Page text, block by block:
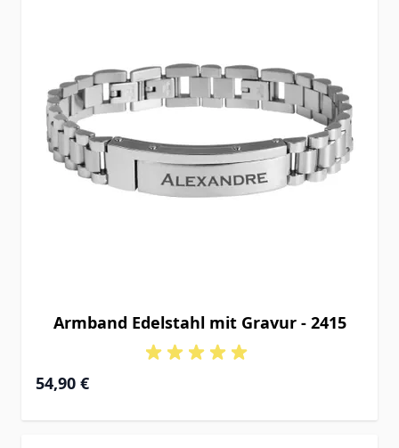
Armband Edelstahl mit Gravur - 2415
54,90 €